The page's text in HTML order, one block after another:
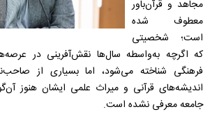
مجاهد و قرآن‌باور
معطوف شده
است؛ شخصیتی
که اگرچه به‌واسطه سال‌ها نقش‌آفرینی در
فرهنگی شناخته می‌شود، اما بسیاری از
اندیشه‌های قرآنی و میراث علمی ایشان هنوز
جامعه معرفی نشده است.